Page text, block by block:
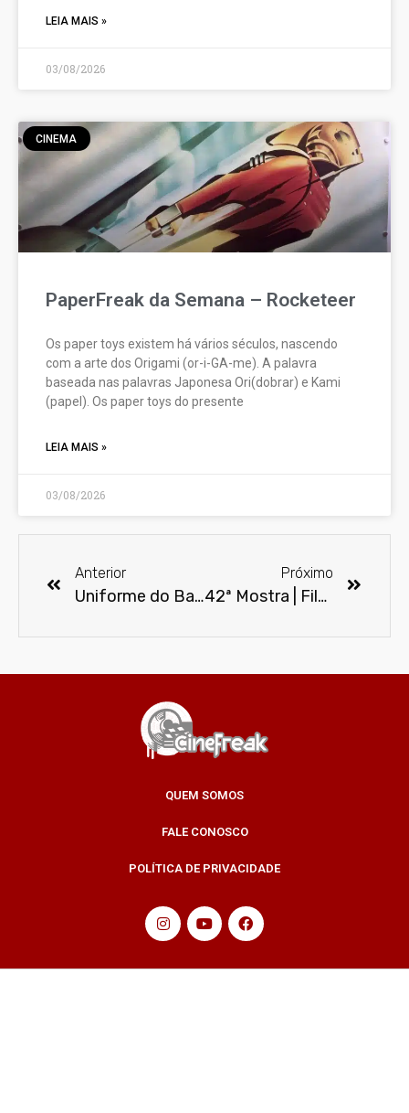
LEIA MAIS »
03/08/2026
CINEMA
PaperFreak da Semana – Rocketeer
Os paper toys existem há vários séculos, nascendo
com a arte dos Origami (or-i-GA-me). A palavra
baseada nas palavras Japonesa Ori(dobrar) e Kami
(papel). Os paper toys do presente
LEIA MAIS »
03/08/2026
Anterior
Uniforme do Batmam da série Gotham será inspirado em “O Cavaleiro das Trevas”
Próximo
42ª Mostra | Filmes em realidade virtual têm exibição gratuita durante o evento
QUEM SOMOS
FALE CONOSCO
POLÍTICA DE PRIVACIDADE